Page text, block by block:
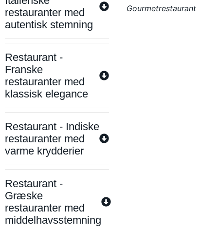
restauranter med
autentisk stemning
Restaurant -
Franske
restauranter med
klassisk elegance
Restaurant - Indiske
restauranter med
varme krydderier
Restaurant -
Græske
restauranter med
middelhavsstemning
Gourmetrestaurant